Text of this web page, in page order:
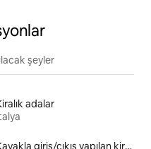
şeyler
adalar
Kayakla giriş/çıkış yapılan kiralık yerler